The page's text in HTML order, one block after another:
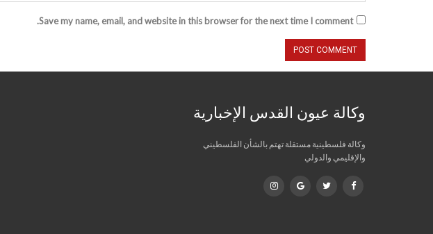
Save my name, email, and website in this browser for the next time I comment.
وكالة عيون القدس الإخبارية
وكالة فلسطينية مستقلة تهتم بالشأن الفلسطيني
والإقليمي والدولي